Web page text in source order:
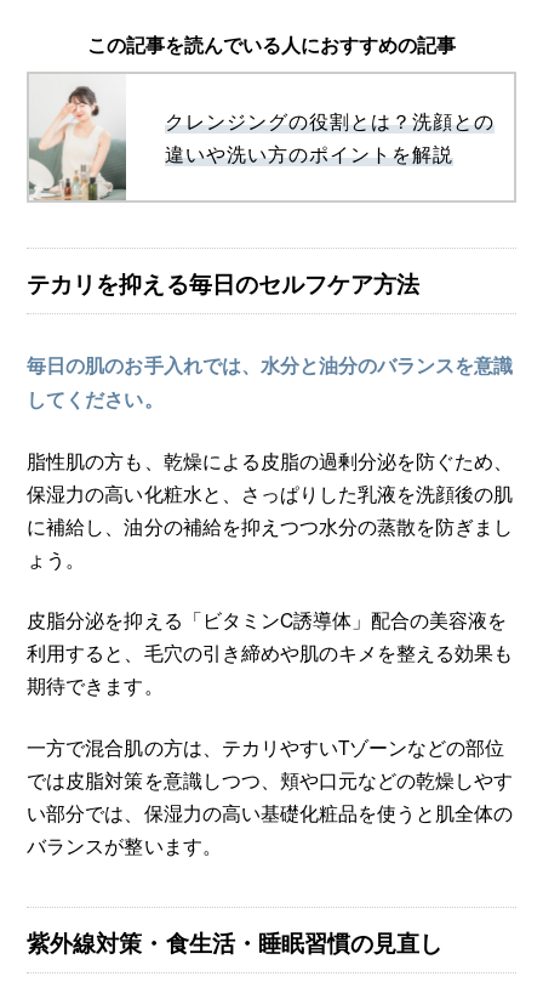
この記事を読んでいる人におすすめの記事
クレンジングの役割とは？洗顔との
違いや洗い方のポイントを解説
テカリを抑える毎日のセルフケア方法
毎日の肌のお手入れでは、水分と油分のバランスを意識
してください。
脂性肌の方も、乾燥による皮脂の過剰分泌を防ぐため、
保湿力の高い化粧水と、さっぱりした乳液を洗顔後の肌
に補給し、油分の補給を抑えつつ水分の蒸散を防ぎまし
ょう。
皮脂分泌を抑える「ビタミンC誘導体」配合の美容液を
利用すると、毛穴の引き締めや肌のキメを整える効果も
期待できます。
一方で混合肌の方は、テカリやすいTゾーンなどの部位
では皮脂対策を意識しつつ、頬や口元などの乾燥しやす
い部分では、保湿力の高い基礎化粧品を使うと肌全体の
バランスが整います。
紫外線対策・食生活・睡眠習慣の見直し